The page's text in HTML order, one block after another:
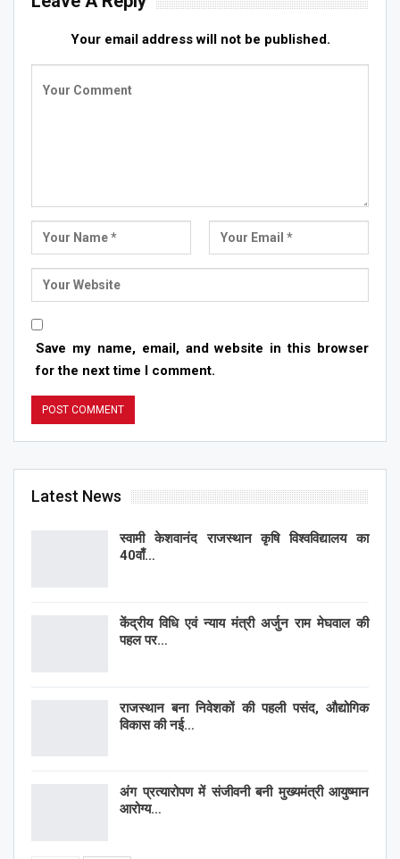
Your email address will not be published.
Save my name, email, and website in this browser
for the next time I comment.
Latest News
स्वामी केशवानंद राजस्थान कृषि विश्वविद्यालय का
40वाँ…
केंद्रीय विधि एवं न्याय मंत्री अर्जुन राम मेघवाल की
पहल पर…
राजस्थान बना निवेशकों की पहली पसंद, औद्योगिक
विकास की नई…
अंग प्रत्यारोपण में संजीवनी बनी मुख्यमंत्री आयुष्मान
आरोग्य…